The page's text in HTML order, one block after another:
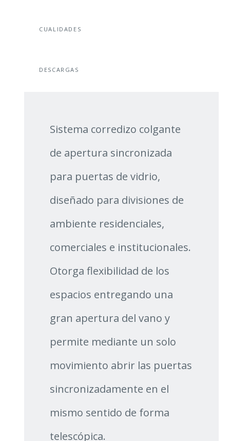
CUALIDADES
DESCARGAS
Sistema corredizo colgante
de apertura sincronizada
para puertas de vidrio,
diseñado para divisiones de
ambiente residenciales,
comerciales e institucionales.
Otorga flexibilidad de los
espacios entregando una
gran apertura del vano y
permite mediante un solo
movimiento abrir las puertas
sincronizadamente en el
mismo sentido de forma
telescópica.